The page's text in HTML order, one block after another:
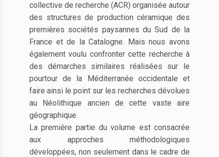
collective de recherche (ACR) organisée autour
des structures de production céramique des
premières sociétés paysannes du Sud de la
France et de la Catalogne. Mais nous avons
également voulu confronter cette recherche à
des démarches similaires réalisées sur le
pourtour de la Méditerranée occidentale et
faire ainsi le point sur les recherches dévolues
au Néolithique ancien de cette vaste aire
géographique.
La première partie du volume est consacrée
aux approches méthodologiques
développées, non seulement dans le cadre de